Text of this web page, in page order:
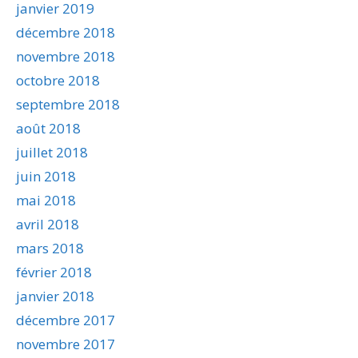
janvier 2019
décembre 2018
novembre 2018
octobre 2018
septembre 2018
août 2018
juillet 2018
juin 2018
mai 2018
avril 2018
mars 2018
février 2018
janvier 2018
décembre 2017
novembre 2017